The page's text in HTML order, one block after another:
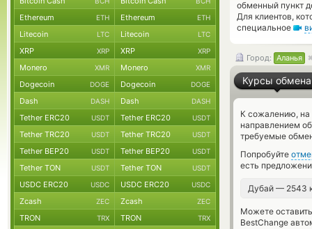
обменный пункт
Для клиентов,
специальное
Город: Аланья
Курсы обмена
К сожалению, на
направлением
требуемые
Попробуйте
есть
Дубай — 2543
Можете
BestChange
Ethereum ETH Ethereum ETH
Litecoin LTC Litecoin LTC
XRP XRP XRP XRP
Monero XMR Monero XMR
Dogecoin DOGE Dogecoin DOGE
Dash DASH Dash DASH
Tether ERC20 USDT Tether ERC20 USDT
Tether TRC20 USDT Tether TRC20 USDT
Tether BEP20 USDT Tether BEP20 USDT
Tether TON USDT Tether TON USDT
USDC ERC20 USDC USDC ERC20 USDC
Zcash ZEC Zcash ZEC
TRON TRX TRON TRX